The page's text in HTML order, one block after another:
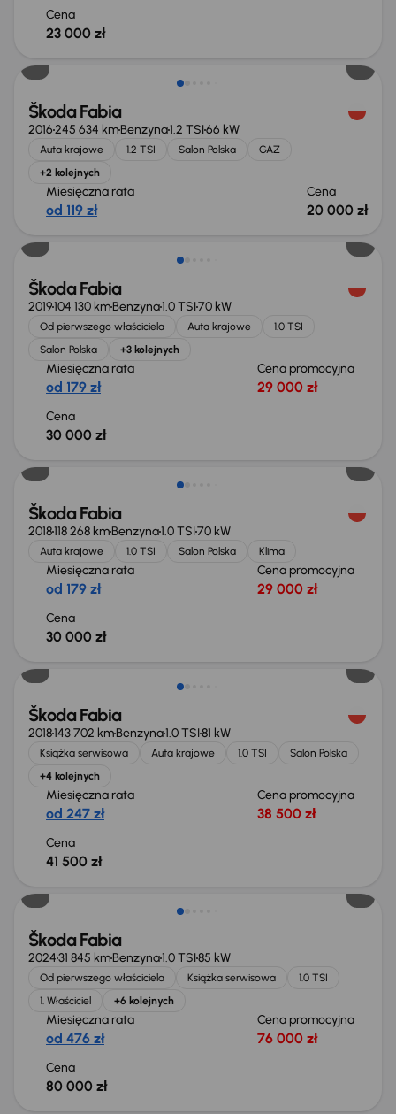
Cena
23 000 zł
Škoda Fabia
2016245 634 kmBenzyna1.2 TSI66 kW
Auta krajowe 1.2 TSI Salon Polska
GAZ
+2 kolejnych
Miesięczna rata
od 119 zł
Cena
20 000 zł
Škoda Fabia
2019104 130 kmBenzyna1.0 TSI70 kW
Od pierwszego właściciela Auta krajowe
1.0 TSI
Salon Polska
+3 kolejnych
Miesięczna rata
od 179 zł
Cena promocyjna
29 000 zł
Cena
30 000 zł
Škoda Fabia
2018118 268 kmBenzyna1.0 TSI70 kW
Auta krajowe 1.0 TSI Salon Polska Klima
Miesięczna rata
od 179 zł
Cena promocyjna
29 000 zł
Cena
30 000 zł
Škoda Fabia
2018143 702 kmBenzyna1.0 TSI81 kW
Książka serwisowa Auta krajowe 1.0 TSI
Salon Polska
+4 kolejnych
Miesięczna rata
od 247 zł
Cena promocyjna
38 500 zł
Cena
41 500 zł
Możliwość odliczenia VAT
Škoda Fabia
202431 845 kmBenzyna1.0 TSI85 kW
Od pierwszego właściciela Książka serwisowa
1.0 TSI
1. Właściciel
+6 kolejnych
Miesięczna rata
od 476 zł
Cena promocyjna
76 000 zł
Cena
80 000 zł
Od nowego taniej o 13 800 zł